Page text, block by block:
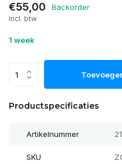
€55,00 Backorder
Incl. btw
1 week
Productspecificaties
Artikelnummer
SKU